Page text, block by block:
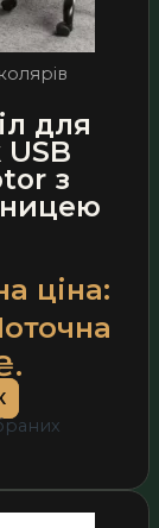
для
з
ціна: